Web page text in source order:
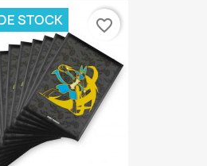
STOCK favorite_border